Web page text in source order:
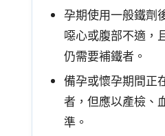
孕期使用一般鐵劑
噁心或腹部不適，
仍需要補鐵者。
備孕或懷孕期間正
者，但應以產檢、
準。